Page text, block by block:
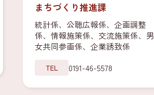
まちづくり推進課
統計係、公聴広報係、企画調整
係、情報施策係、交流施策係、男
女共同参画係、企業誘致係
TEL 0191-46-5578